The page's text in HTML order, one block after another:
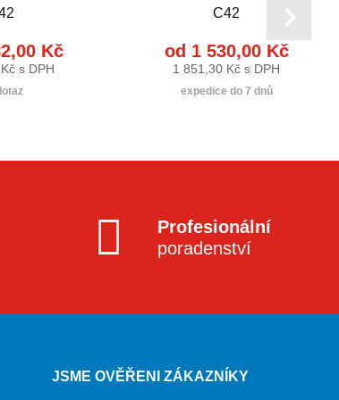
Kč
s DPH
C42
od 1 530,00 Kč
1 851,30 Kč s DPH
expedice do 7 dnů
Profesionální
poradenství
JSME OVĚŘENI ZÁKAZNÍKY